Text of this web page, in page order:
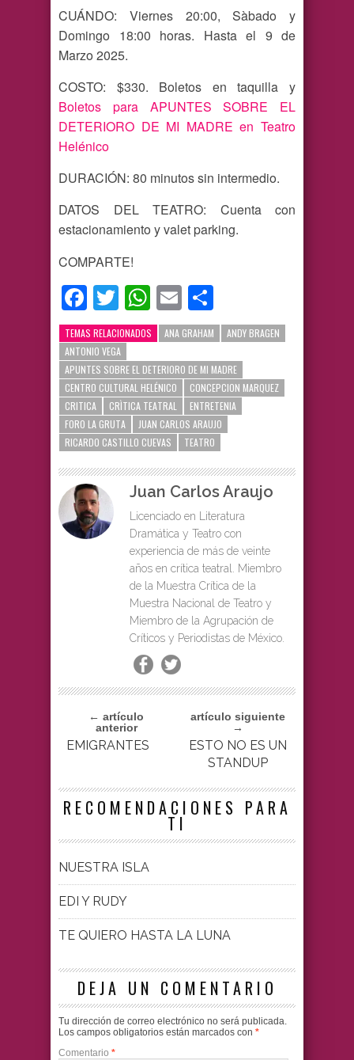
CUÁNDO: Viernes 20:00, Sàbado y
Domingo 18:00 horas. Hasta el 9 de
Marzo 2025.
COSTO: $330. Boletos en taquilla y
Boletos para APUNTES SOBRE EL
DETERIORO DE MI MADRE en Teatro
Helénico
DURACIÓN: 80 minutos sin intermedio.
DATOS DEL TEATRO: Cuenta con
estacionamiento y valet parking.
COMPARTE!
Facebook
TwitterWhatsApp
Email
TEMAS RELACIONADOS ANA GRAHAM
ANDY BRAGEN
ANTONIO VEGA
APUNTES SOBRE EL DETERIORO DE MI MADRE
CENTRO CULTURAL HELÉNICO
CONCEPCION MARQUEZ
CRITICA
CRÌTICA TEATRAL
ENTRETENIA
FORO LA GRUTA
JUAN CARLOS ARAUJO
RICARDO CASTILLO CUEVAS
TEATRO
Juan Carlos Araujo
Licenciado en Literatura
Dramática y Teatro con
experiencia de más de veinte
años en crítica teatral. Miembro
de la Muestra Crítica de la
Muestra Nacional de Teatro y
Miembro de la Agrupación de
Críticos y Periodistas de México.
← artículo
anterior
EMIGRANTES
artículo siguiente
→
ESTO NO ES UN
STANDUP
RECOMENDACIONES PARA
TI
NUESTRA ISLA
EDI Y RUDY
TE QUIERO HASTA LA LUNA
DEJA UN COMENTARIO
Tu dirección de correo electrónico no será publicada.
Los campos obligatorios están marcados con *
Comentario *